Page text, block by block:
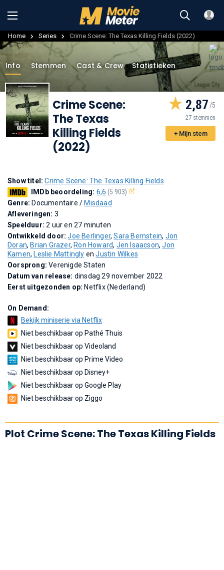
Home Series Crime Scene: The Texas Killing Fields (2022)
Info Stemmen Cast & Crew Statistieken
Crime Scene:
The Texas
Killing Fields
(2022)
2,87
27 stemmen
+ Mijn stem
Show titel:Crime Scene: The Texas Killing Fields
IMDb beoordeling: 6,6 (5.903)
Genre: Documentaire / Misdaad
Afleveringen: 3
Speelduur:2 uur en 27 minuten
Ontwikkeld door:Joe Berlinger,Sara Bernstein, Jon
Doran, Brian Grazer, Ron Howard, Jen Isaacson,Jon
Kamen, Leslie Mattingly enJustin Wilkes
Oorsprong:Verenigde Staten
Datum van release: dinsdag 29 november 2022
Eerst uitgezonden op: Netflix (Nederland)
On Demand:
Bekijk miniserie via Netflix
Niet beschikbaar op Pathé Thuis
Niet beschikbaar op Videoland
Niet beschikbaar op Prime Video
Niet beschikbaar op Disney+
Niet beschikbaar op Google Play
Niet beschikbaar op Ziggo
Plot Crime Scene: The Texas Killing Fields